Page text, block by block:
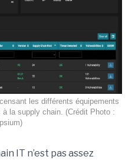
les différents équipements
la supply chain. (Crédit Photo :
IT n’est pas assez